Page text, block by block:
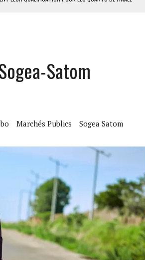
Satom
Marchés Publics
Sogea Satom